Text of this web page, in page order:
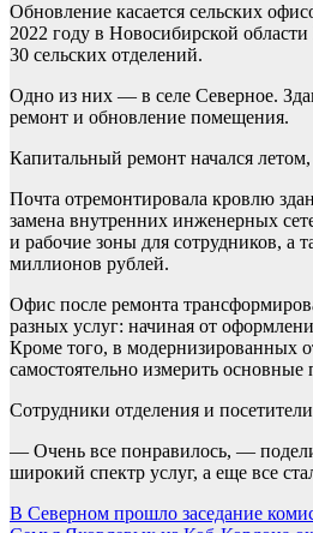
Обновление касается сельских
2022 году в Новосибирской
30 сельских отделений.
Одно из них — в селе Северное.
ремонт и обновление помещения.
Капитальный ремонт начался
Почта отремонтировала кровлю
замена внутренних инженерных
и рабочие зоны для сотрудников, а
миллионов рублей.
Офис после ремонта
разных услуг: начиная от
Кроме того, в модернизированных
самостоятельно измерить основные
Сотрудники отделения и
— Очень все понравилось, —
широкий спектр услуг, а еще все
Навигация
В Северном прошло заседание